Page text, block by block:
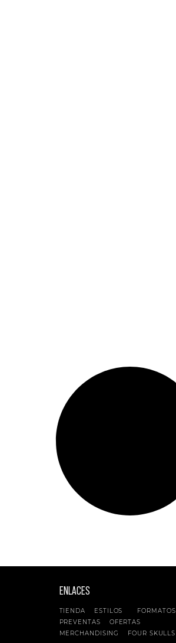
ENLACES
TIENDA ESTILOS
FORMATOS
PREVENTAS
OFERTAS
MERCHANDISING
FOUR SKULLS